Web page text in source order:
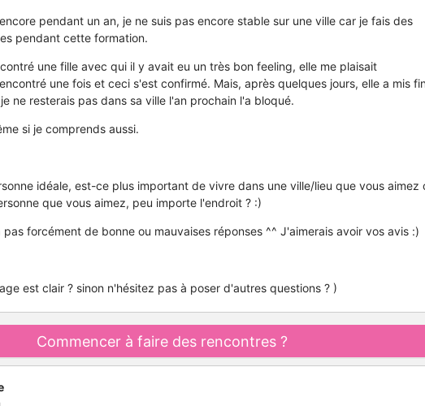
pendant un an, je ne suis pas encore stable sur une ville car je fais des
pendant cette formation.
une fille avec qui il y avait eu un très bon feeling, elle me plaisait
une fois et ceci s'est confirmé. Mais, après quelques jours, elle a mis
ne resterais pas dans sa ville l'an prochain l'a bloqué.
si je comprends aussi.
idéale, est-ce plus important de vivre dans une ville/lieu que vous aimez
que vous aimez, peu importe l'endroit ? :)
forcément de bonne ou mauvaises réponses ^^ J'aimerais avoir vos avis :)
est clair ? sinon n'hésitez pas à poser d'autres questions ? )
Commencer à faire des rencontres ?